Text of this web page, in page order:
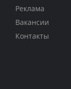
Реклама
Вакансии
Контакты